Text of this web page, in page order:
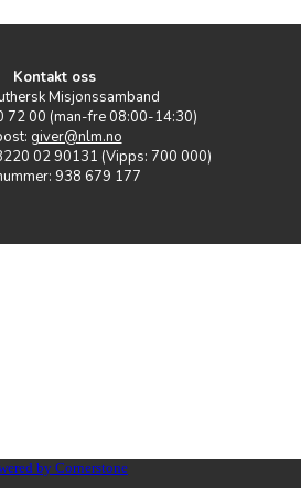
Kontakt oss
Misjonssamband
72 00 (man-fre 08:00-14:30)
giver@nlm.no
02 90131 (Vipps: 700 000)
938 679 177